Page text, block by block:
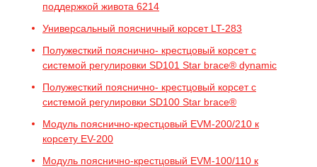
поддержкой живота 6214
Универсальный поясничный корсет LT-283
Полужесткий пояснично- крестцовый корсет с
системой регулировки SD101 Star brace® dynamic
Полужесткий пояснично- крестцовый корсет с
системой регулировки SD100 Star brace®
Модуль пояснично-крестцовый EVM-200/210 к
корсету EV-200
Модуль пояснично-крестцовый EVM-100/110 к